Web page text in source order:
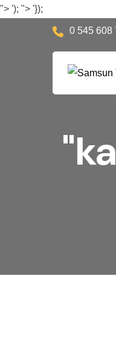
"> '); "> '});
0 545 608